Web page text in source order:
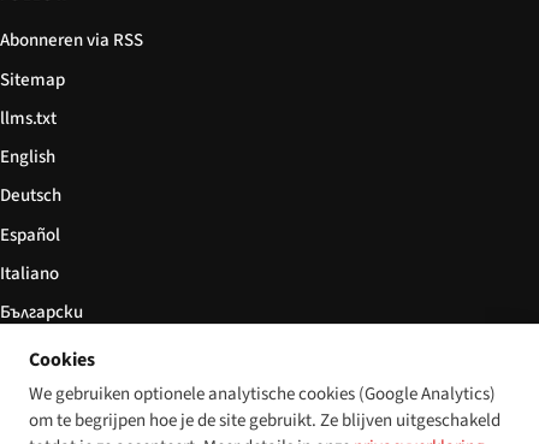
Abonneren via RSS
Sitemap
llms.txt
English
Deutsch
Español
Italiano
Български
简体中文
Cookies
We gebruiken optionele analytische cookies (Google Analytics)
om te begrijpen hoe je de site gebruikt. Ze blijven uitgeschakeld